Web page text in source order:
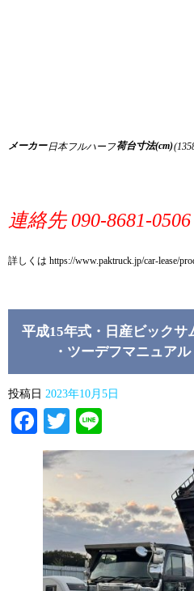
メーカー 日本フルハーフ荷台寸法(cm)
連絡先 090-8681-0506
詳しくは https://www.paktruck.jp/car-lease/
平成15年式・日産ビックサ
・ツーデフマニュア
投稿日 2023年10月5日
Facebook
Twitter